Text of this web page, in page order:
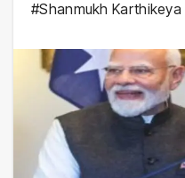
#Shanmukh Karthikeya